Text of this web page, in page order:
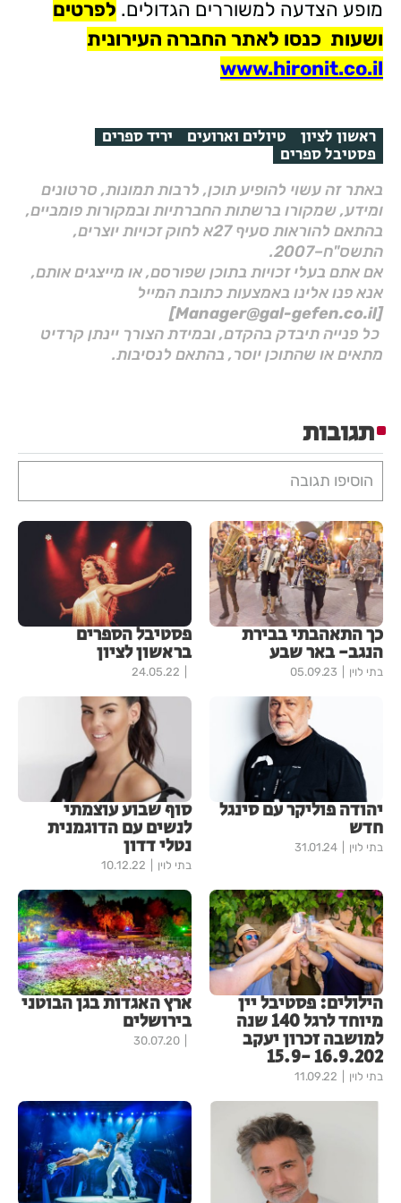
מופע הצדעה למשוררים הגדולים. לפרטים
ושעות כנסו לאתר החברה העירונית
www.hironit.co.il
ראשון לציון טיולים וארועים יריד ספרים
פסטיבל ספרים
באתר זה עשוי להופיע תוכן, לרבות תמונות, סרטונים
ומידע, שמקורו ברשתות החברתיות ובמקורות פומביים,
בהתאם להוראות סעיף 27א לחוק זכויות יוצרים,
התשס"ח–2007.
אם אתם בעלי זכויות בתוכן שפורסם, או מייצגים אותם,
אנא פנו אלינו באמצעות כתובת המייל
[Manager@gal-gefen.co.il]
כל פנייה תיבדק בהקדם, ובמידת הצורך יינתן קרדיט
מתאים או שהתוכן יוסר, בהתאם לנסיבות.
תגובות
הוסיפו תגובה
כך התאהבתי בבירת
הנגב- באר שבע
בתי לוין 05.09.23
פסטיבל הספרים
בראשון לציון
24.05.22
יהודה פוליקר עם סינגל
חדש
בתי לוין 31.01.24
סוף שבוע עוצמתי
לנשים עם הדוגמנית
נטלי דדון
בתי לוין 10.12.22
הילולים: פסטיבל יין
מיוחד לרגל 140 שנה
למושבה זכרון יעקב
16.9.202 -15.9
בתי לוין 11.09.22
ארץ האגדות בגן הבוטני
בירושלים
30.07.20